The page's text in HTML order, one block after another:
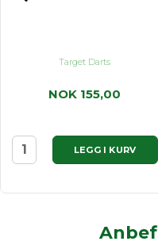
Target Darts
NOK 155,00
LEGG I KURV